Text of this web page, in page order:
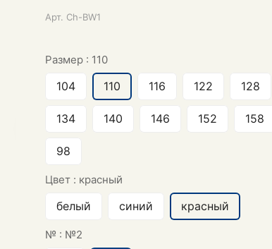
Арт. Ch-BW1
Размер : 110
104 110 116 122 128
134 140 146 152 158
98
Цвет : красный
белый синий красный
№ : №2